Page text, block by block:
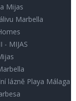
Mijas
Marbella
- MIJAS
lázně Playa Málaga